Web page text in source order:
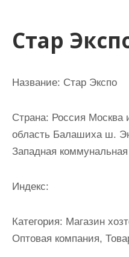
Стар
Название: Стар Экспо
Страна: Россия Москва
область Балашиха ш.
Западная
Индекс:
Категория: Магазин
Оптовая компания,